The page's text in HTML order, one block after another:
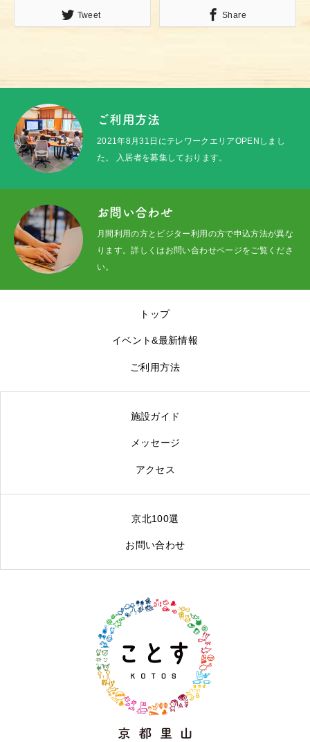
トップ
イベント&最新情報
プロジェクト
ご利用方法
施設ガイド
Tweet Share
ご利用方法
2021年8月31日にテレワークエリアOPENしまし
た。 入居者を募集しております。
お問い合わせ
月間利用の方とビジター利用の方で申込方法が異な
ります。詳しくはお問い合わせページをご覧くださ
い。
トップ
イベント&最新情報
ご利用方法
施設ガイド
メッセージ
アクセス
京北100選
お問い合わせ